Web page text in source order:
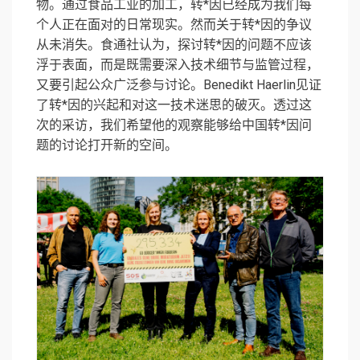
物。通过食品工业的加工，转*因已经成为我们每
个人正在面对的日常现实。然而关于转*因的争议
从未消失。食通社认为，探讨转*因的问题不应该
浮于表面，而是既需要深入技术细节与监管过程，
又要引起公众广泛参与讨论。Benedikt Haerlin见证
了转*因的兴起和对这一技术迷思的破灭。透过这
次的采访，我们希望他的观察能够给中国转*因问
题的讨论打开新的空间。